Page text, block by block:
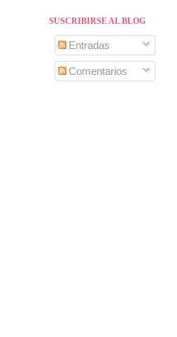
SUSCRIBIRSE AL BLOG
Entradas
Comentarios